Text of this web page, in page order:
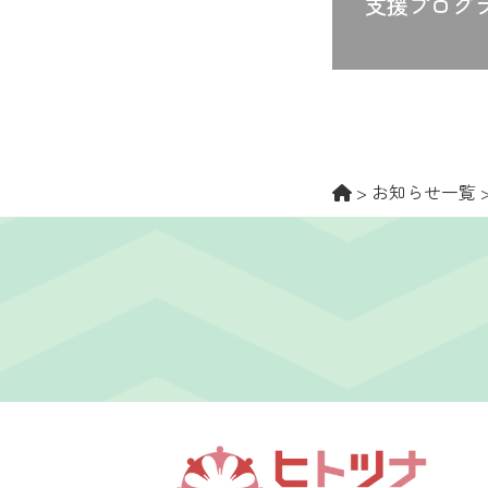
> お知らせ一覧